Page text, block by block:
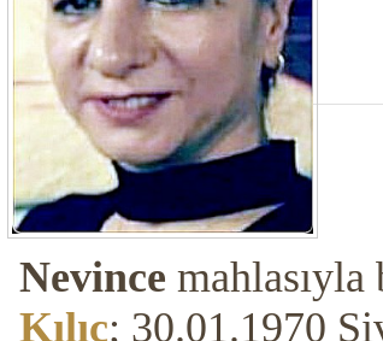
Nevince
Kılıç; 30.01.1970